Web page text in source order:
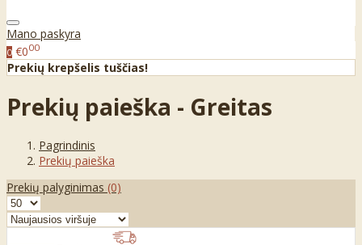
Mano paskyra
0 €000
Prekių krepšelis tuščias!
Prekių paieška - Greitas
Pagrindinis
Prekių paieška
Prekių palyginimas (0)